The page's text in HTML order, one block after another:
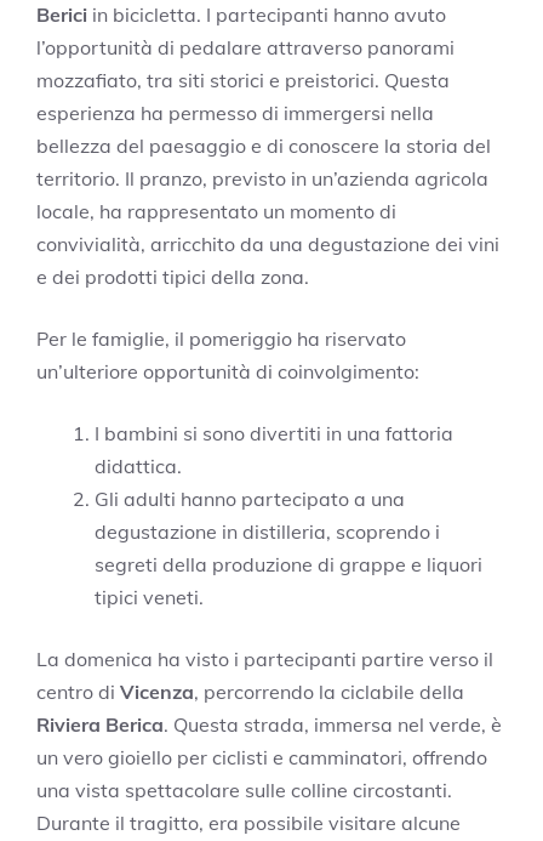
Berici in bicicletta. I partecipanti hanno avuto
l’opportunità di pedalare attraverso panorami
mozzafiato, tra siti storici e preistorici. Questa
esperienza ha permesso di immergersi nella
bellezza del paesaggio e di conoscere la storia del
territorio. Il pranzo, previsto in un’azienda agricola
locale, ha rappresentato un momento di
convivialità, arricchito da una degustazione dei vini
e dei prodotti tipici della zona.
Per le famiglie, il pomeriggio ha riservato
un’ulteriore opportunità di coinvolgimento:
I bambini si sono divertiti in una fattoria
didattica.
Gli adulti hanno partecipato a una
degustazione in distilleria, scoprendo i
segreti della produzione di grappe e liquori
tipici veneti.
La domenica ha visto i partecipanti partire verso il
centro di Vicenza, percorrendo la ciclabile della
Riviera Berica. Questa strada, immersa nel verde, è
un vero gioiello per ciclisti e camminatori, offrendo
una vista spettacolare sulle colline circostanti.
Durante il tragitto, era possibile visitare alcune